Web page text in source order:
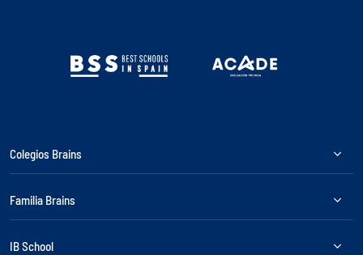
Colegios Brains
Familia Brains
IB School